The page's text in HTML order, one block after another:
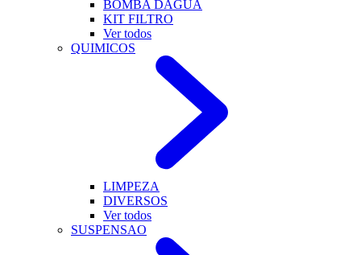
BOMBA DAGUA
KIT FILTRO
Ver todos
QUIMICOS
LIMPEZA
DIVERSOS
Ver todos
SUSPENSAO